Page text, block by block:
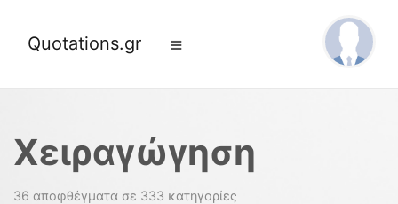
Quotations.gr
Χειραγώγηση
36 αποφθέγματα σε 333 κατηγορίες